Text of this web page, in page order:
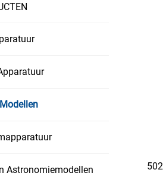
Astronomiemodellen